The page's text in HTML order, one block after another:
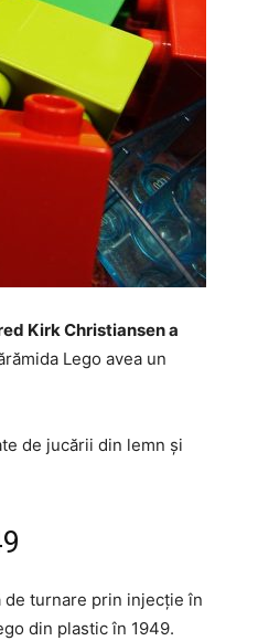
Kirk Christiansen a
Lego avea un
de jucării din lemn şi
de turnare prin injecţie în
din plastic în 1949.